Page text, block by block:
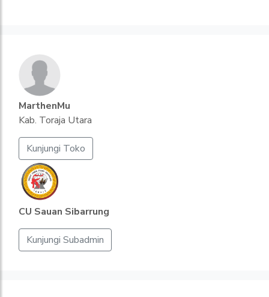
MarthenMu
Kab. Toraja Utara
Kunjungi Toko
CU Sauan Sibarrung
Kunjungi Subadmin